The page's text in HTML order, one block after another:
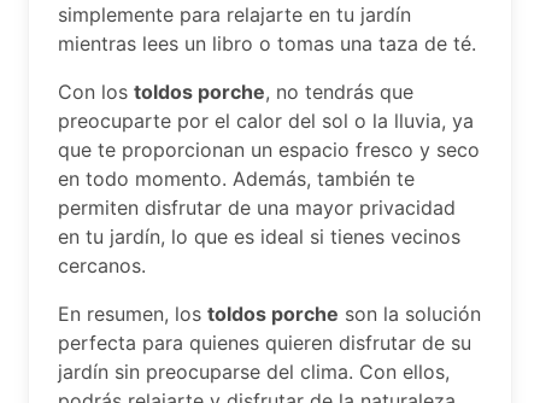
simplemente para relajarte en tu jardín
mientras lees un libro o tomas una taza de té.
Con los toldos porche, no tendrás que
preocuparte por el calor del sol o la lluvia, ya
que te proporcionan un espacio fresco y seco
en todo momento. Además, también te
permiten disfrutar de una mayor privacidad
en tu jardín, lo que es ideal si tienes vecinos
cercanos.
En resumen, los toldos porche son la solución
perfecta para quienes quieren disfrutar de su
jardín sin preocuparse del clima. Con ellos,